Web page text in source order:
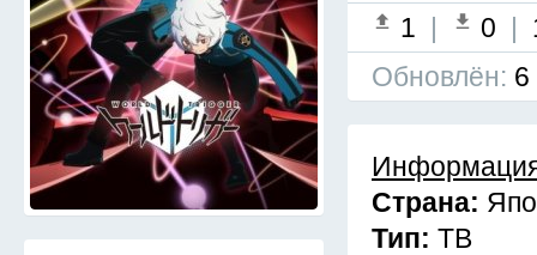
1 | 0 |
Обновлён: 6
Страна:
Тип: ТВ